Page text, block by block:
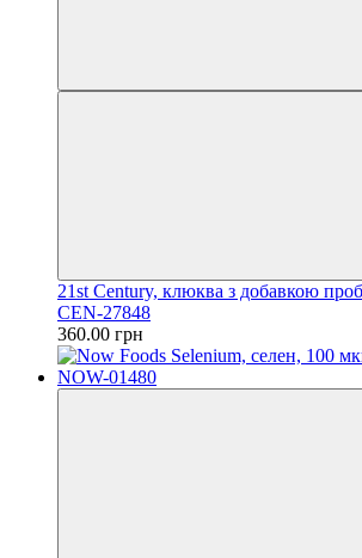
21st Century, клюква з добавкою
CEN-27848
360.00 грн